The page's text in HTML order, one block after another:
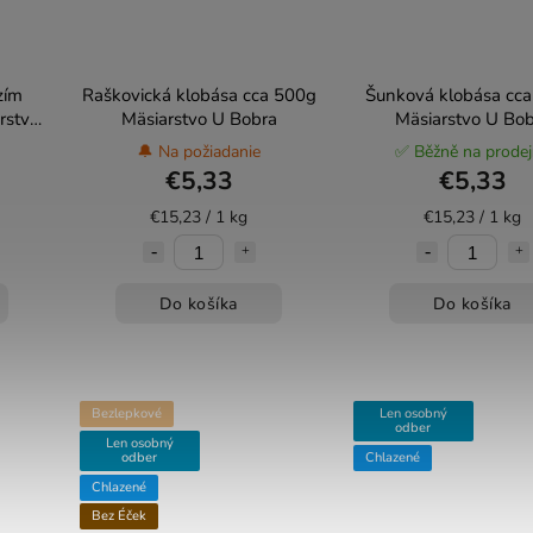
Raškovická klobása cca 500g
Mäsiarstvo U Bobra
🔔 Na požiadanie
€5,33
€15,23 / 1 kg
Do košíka
Šunková klobása
Mäsiarstvo U
✅ Běžně na
€5,33
€15,23 / 1 kg
Do košíka
Bezlepkové
Len osobný
odber
Chlazené
Bez Éček
Len osobný
odber
Chlazené